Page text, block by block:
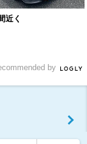
近く
by